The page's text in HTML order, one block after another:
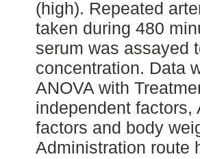
(high). Repeated
taken during 480
serum was assayed
concentration. Data
ANOVA with
independent factors,
factors and body
Administration route